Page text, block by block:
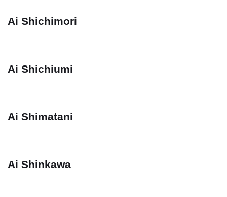
Ai Shichimori
Ai Shichiumi
Ai Shimatani
Ai Shinkawa